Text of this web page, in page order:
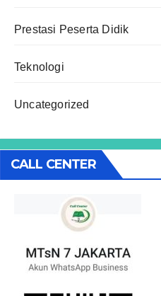
Prestasi Peserta Didik
Teknologi
Uncategorized
CALL CENTER